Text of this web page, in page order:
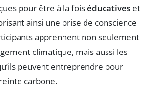
pour être à la foiséducatives et
ainsi une prise de conscience
apprennent non seulement
climatique, mais aussi les
peuvent entreprendre pour
carbone.